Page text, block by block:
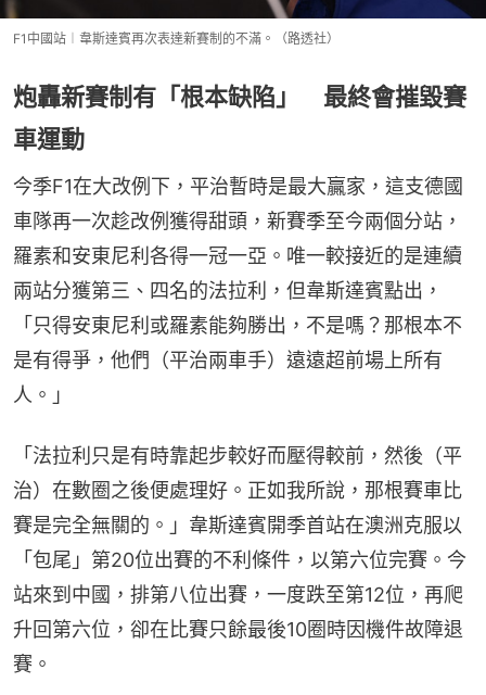
F1中國站︱韋斯達賓再次表達新賽制的不滿。（路透社）
炮轟新賽制有「根本缺陷」 最終會摧毀賽
車運動
今季F1在大改例下，平治暫時是最大贏家，這支德國
車隊再一次趁改例獲得甜頭，新賽季至今兩個分站，
羅素和安東尼利各得一冠一亞。唯一較接近的是連續
兩站分獲第三、四名的法拉利，但韋斯達賓點出，
「只得安東尼利或羅素能夠勝出，不是嗎？那根本不
是有得爭，他們（平治兩車手）遠遠超前場上所有
人。」
「法拉利只是有時靠起步較好而壓得較前，然後（平
治）在數圈之後便處理好。正如我所說，那根賽車比
賽是完全無關的。」韋斯達賓開季首站在澳洲克服以
「包尾」第20位出賽的不利條件，以第六位完賽。今
站來到中國，排第八位出賽，一度跌至第12位，再爬
升回第六位，卻在比賽只餘最後10圈時因機件故障退
賽。